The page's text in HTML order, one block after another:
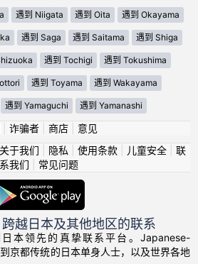
遇到 Niigata 遇到 Oita 遇到 Okayama
遇到 Saga 遇到 Saitama 遇到 Shiga
遇到 Tochigi 遇到 Tokushima
遇到 Toyama 遇到 Wakayama
遇到 Yamaguchi 遇到 Yamanashi
诈骗者| 商店| 意见
关于我们 隐私 使用条款| 儿童安全| 联
系我们
常见问题
越日本及其他地区的联系
本领先的真挚联系平台。Japanese-
京都传统的日本单身人士，以及世界各地